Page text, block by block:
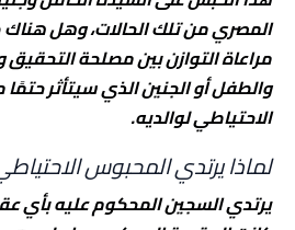
المصري من تلك الحالات، وهل
مراعاة التوازن بين مصلحة
والطفل أو الجنين الذي سيتأثر
الاحتياطي لوالديه.
لماذا يرتدي المحبوس
يرتدي السجين المحكوم عليه بأي